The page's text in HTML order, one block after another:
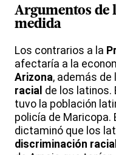
Argumentos de
medida
Los contrarios a la
afectaría a la
Arizona, además de
racial de los latinos.
tuvo la población
policía de Maricopa.
dictaminó que los
discriminación racial